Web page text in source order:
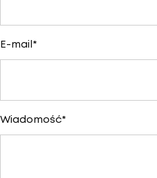
E-mail *
Wiadomość*